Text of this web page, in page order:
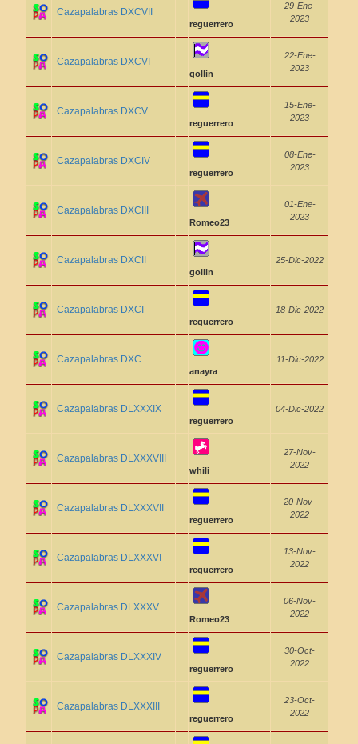
Cazapalabras DXCVII
reguerrero
29-Ene-
2023
Cazapalabras DXCVI
gollin
22-Ene-
2023
Cazapalabras DXCV
reguerrero
15-Ene-
2023
Cazapalabras DXCIV
reguerrero
08-Ene-
2023
Cazapalabras DXCIII
Romeo23
01-Ene-
2023
Cazapalabras DXCII
gollin
25-Dic-2022
Cazapalabras DXCI
reguerrero
18-Dic-2022
Cazapalabras DXC
anayra
11-Dic-2022
Cazapalabras DLXXXIX
reguerrero
04-Dic-2022
Cazapalabras DLXXXVIII
whili
27-Nov-
2022
Cazapalabras DLXXXVII
reguerrero
20-Nov-
2022
Cazapalabras DLXXXVI
reguerrero
13-Nov-
2022
Cazapalabras DLXXXV
Romeo23
06-Nov-
2022
Cazapalabras DLXXXIV
reguerrero
30-Oct-
2022
Cazapalabras DLXXXIII
reguerrero
23-Oct-
2022